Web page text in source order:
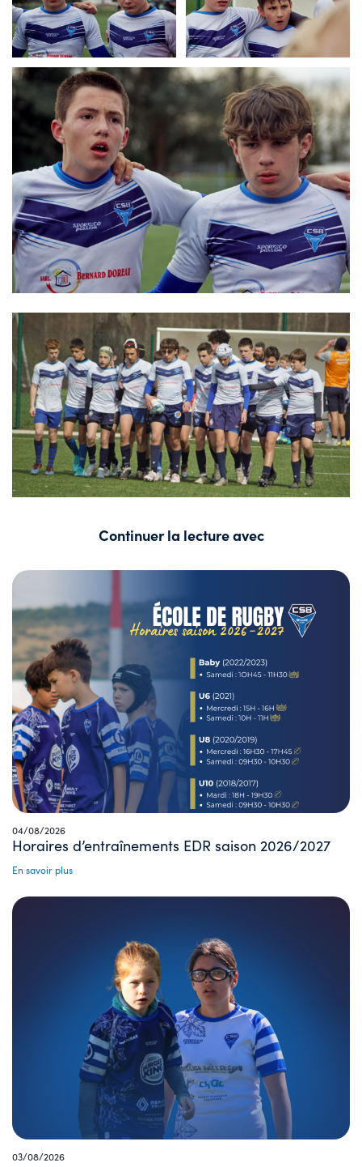
Continuer la lecture avec
04/08/2026
Horaires d’entraînements EDR saison 2026/2027
En savoir plus
03/08/2026